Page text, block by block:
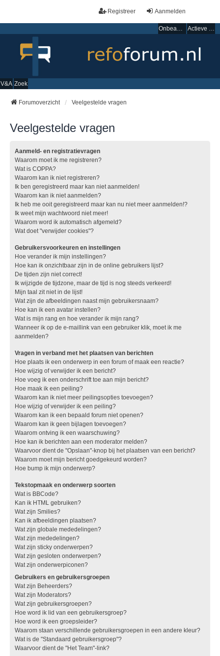
Aanmelden
Registreer
Onbeantwoorde onderwerpen Actieve onderwerpen
V&A Zoek
Forumoverzicht Veelgestelde vragen
Veelgestelde vragen
Aanmeld- en registratievragen
Waarom moet ik me registreren?
Wat is COPPA?
Waarom kan ik niet registreren?
Ik ben geregistreerd maar kan niet aanmelden!
Waarom kan ik niet aanmelden?
Ik heb me ooit geregistreerd maar kan nu niet meer aanmelden!?
Ik weet mijn wachtwoord niet meer!
Waarom word ik automatisch afgemeld?
Wat doet "verwijder cookies"?
Gebruikersvoorkeuren en instellingen
Hoe verander ik mijn instellingen?
Hoe kan ik onzichtbaar zijn in de online gebruikers lijst?
De tijden zijn niet correct!
Ik wijzigde de tijdzone, maar de tijd is nog steeds verkeerd!
Mijn taal zit niet in de lijst!
Wat zijn de afbeeldingen naast mijn gebruikersnaam?
Hoe kan ik een avatar instellen?
Wat is mijn rang en hoe verander ik mijn rang?
Wanneer ik op de e-maillink van een gebruiker klik, moet ik me
aanmelden?
Vragen in verband met het plaatsen van berichten
Hoe plaats ik een onderwerp in een forum of maak een reactie?
Hoe wijzig of verwijder ik een bericht?
Hoe voeg ik een onderschrift toe aan mijn bericht?
Hoe maak ik een peiling?
Waarom kan ik niet meer peilingsopties toevoegen?
Hoe wijzig of verwijder ik een peiling?
Waarom kan ik een bepaald forum niet openen?
Waarom kan ik geen bijlagen toevoegen?
Waarom ontving ik een waarschuwing?
Hoe kan ik berichten aan een moderator melden?
Waarvoor dient de "Opslaan"-knop bij het plaatsen van een bericht?
Waarom moet mijn bericht goedgekeurd worden?
Hoe bump ik mijn onderwerp?
Tekstopmaak en onderwerp soorten
Wat is BBCode?
Kan ik HTML gebruiken?
Wat zijn Smilies?
Kan ik afbeeldingen plaatsen?
Wat zijn globale mededelingen?
Wat zijn mededelingen?
Wat zijn sticky onderwerpen?
Wat zijn gesloten onderwerpen?
Wat zijn onderwerpiconen?
Gebruikers en gebruikersgroepen
Wat zijn Beheerders?
Wat zijn Moderators?
Wat zijn gebruikersgroepen?
Hoe word ik lid van een gebruikersgroep?
Hoe word ik een groepsleider?
Waarom staan verschillende gebruikersgroepen in een andere kleur?
Wat is de "Standaard gebruikersgroep"?
Waarvoor dient de "Het Team"-link?